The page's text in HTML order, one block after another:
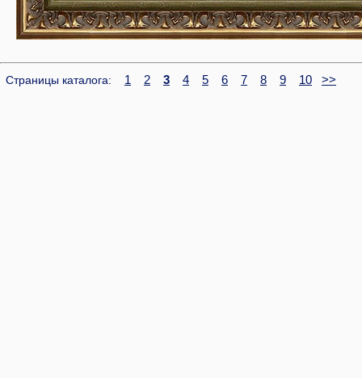
Страницы каталога: 1 2 3 4 5 6 7 8 9 10 >>